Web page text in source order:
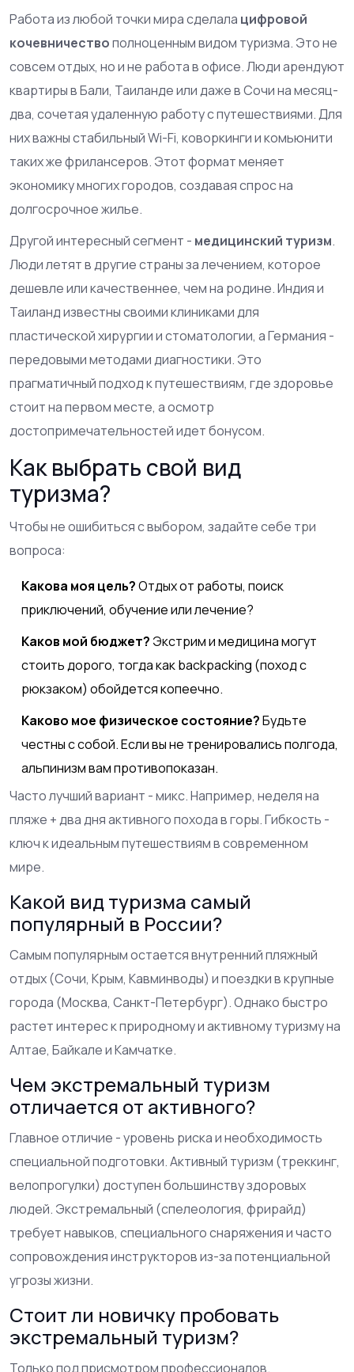
Работа из любой точки мира сделала цифровой
кочевничествополноценным видом туризма. Это не
совсем отдых, но и не работа в офисе. Люди арендуют
квартиры в Бали, Таиланде или даже в Сочи на месяц-
два, сочетая удаленную работу с путешествиями. Для
них важны стабильный Wi-Fi, коворкинги и комьюнити
таких же фрилансеров. Этот формат меняет
экономику многих городов, создавая спрос на
долгосрочное жилье.
Другой интересный сегмент - медицинский туризм.
Люди летят в другие страны за лечением, которое
дешевле или качественнее, чем на родине. Индия и
Таиланд известны своими клиниками для
пластической хирургии и стоматологии, а Германия -
передовыми методами диагностики. Это
прагматичный подход к путешествиям, где здоровье
стоит на первом месте, а осмотр
достопримечательностей идет бонусом.
Как выбрать свой вид
туризма?
Чтобы не ошибиться с выбором, задайте себе три
вопроса:
Какова моя цель?Отдых от работы, поиск
приключений, обучение или лечение?
Каков мой бюджет? Экстрим и медицина могут
стоить дорого, тогда как backpacking (поход с
рюкзаком) обойдется копеечно.
Каково мое физическое состояние?Будьте
честны с собой. Если вы не тренировались полгода,
альпинизм вам противопоказан.
Часто лучший вариант - микс. Например, неделя на
пляже + два дня активного похода в горы. Гибкость -
ключ к идеальным путешествиям в современном
мире.
Какой вид туризма самый
популярный в России?
Самым популярным остается внутренний пляжный
отдых (Сочи, Крым, Кавминводы) и поездки в крупные
города (Москва, Санкт-Петербург). Однако быстро
растет интерес к природному и активному туризму на
Алтае, Байкале и Камчатке.
Чем экстремальный туризм
отличается от активного?
Главное отличие - уровень риска и необходимость
специальной подготовки. Активный туризм (треккинг,
велопрогулки) доступен большинству здоровых
людей. Экстремальный (спелеология, фрирайд)
требует навыков, специального снаряжения и часто
сопровождения инструкторов из-за потенциальной
угрозы жизни.
Стоит ли новичку пробовать
экстремальный туризм?
Только под присмотром профессионалов.